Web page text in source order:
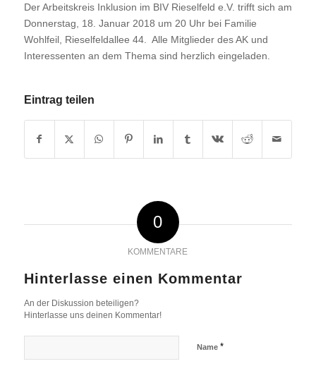
Der Arbeitskreis Inklusion im BIV Rieselfeld e.V. trifft sich am
Donnerstag, 18. Januar 2018 um 20 Uhr bei Familie
Wohlfeil, Rieselfeldallee 44. Alle Mitglieder des AK und
Interessenten an dem Thema sind herzlich eingeladen.
Eintrag teilen
0
KOMMENTARE
Hinterlasse einen Kommentar
An der Diskussion beteiligen?
Hinterlasse uns deinen Kommentar!
Name *